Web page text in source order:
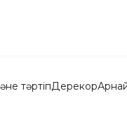
тәртіпДерекқор